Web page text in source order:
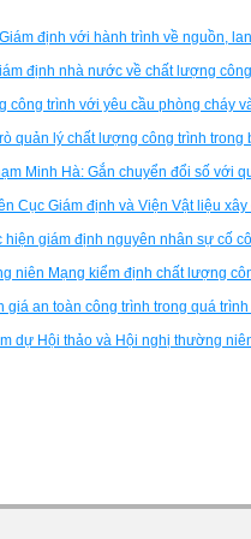
định với hành trình về nguồn,
định nhà nước về chất lượng
công trình với yêu cầu phòng cháy
quản lý chất lượng công trình trong
Minh Hà: Gắn chuyển đổi số với
Cục Giám định và Viện Vật liệu
hiện giám định nguyên nhân sự cố
niên Mạng kiểm định chất lượng
giá an toàn công trình trong quá
dự Hội thảo và Hội nghị thường